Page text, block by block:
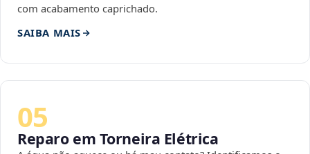
com acabamento caprichado.
SAIBA MAIS
05
Reparo em Torneira Elétrica